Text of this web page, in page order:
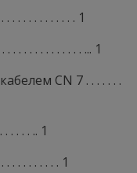
. . . . . . . . . . . 1
. . . . . . . . . . . ... 1
CN 7 . . . . . . .
. . . . .. 1
. . . . . . . . 1